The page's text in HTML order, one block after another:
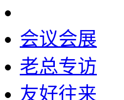
会议会展
老总专访
友好往来